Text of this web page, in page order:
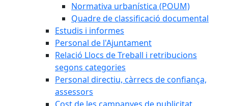
Normativa urbanística (POUM)
Quadre de classificació documental
Estudis i informes
Personal de l'Ajuntament
Relació Llocs de Treball i retribucions
segons categories
Personal directiu, càrrecs de confiança,
assessors